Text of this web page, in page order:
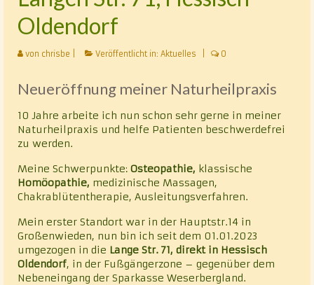
Oldendorf
von chrisbe Veröffentlicht in: Aktuelles 0
Neueröffnung meiner Naturheilpraxis
10 Jahre arbeite ich nun schon sehr gerne in meiner
Naturheilpraxis und helfe Patienten beschwerdefrei
zu werden.
Meine Schwerpunkte: Osteopathie, klassische
Homöopathie, medizinische Massagen,
Chakrablütentherapie, Ausleitungsverfahren.
Mein erster Standort war in der Hauptstr.14 in
Großenwieden, nun bin ich seit dem 01.01.2023
umgezogen in die Lange Str. 71, direkt in Hessisch
Oldendorf, in der Fußgängerzone – gegenüber dem
Nebeneingang der Sparkasse Weserbergland.